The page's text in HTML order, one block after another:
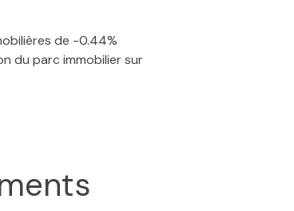
de -0.44%
du parc immobilier sur